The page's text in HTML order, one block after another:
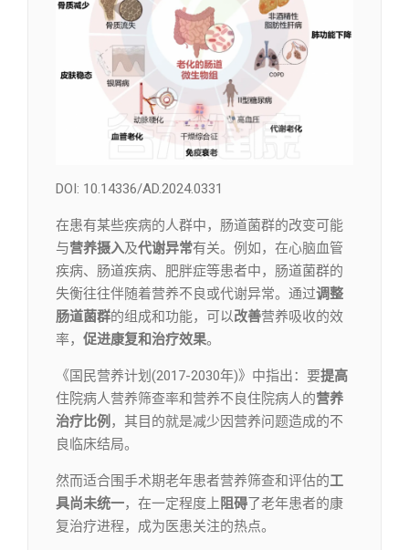
DOI: 10.14336/AD.2024.0331
在患有某些疾病的人群中，肠道菌群的改变可能
与营养摄入及代谢异常有关。例如，在心脑血管
疾病、肠道疾病、肥胖症等患者中，肠道菌群的
失衡往往伴随着营养不良或代谢异常。通过调整
肠道菌群的组成和功能，可以改善营养吸收的效
率， 促进康复和治疗效果。
《国民营养计划(2017-2030年)》中指出：要提高
住院病人营养筛查率和营养不良住院病人的营养
治疗比例 ，其目的就是减少因营养问题造成的不
良临床结局。
然而适合围手术期老年患者营养筛查和评估的工
具尚未统一，在一定程度上 阻碍了老年患者的康
复治疗进程，成为医患关注的热点。